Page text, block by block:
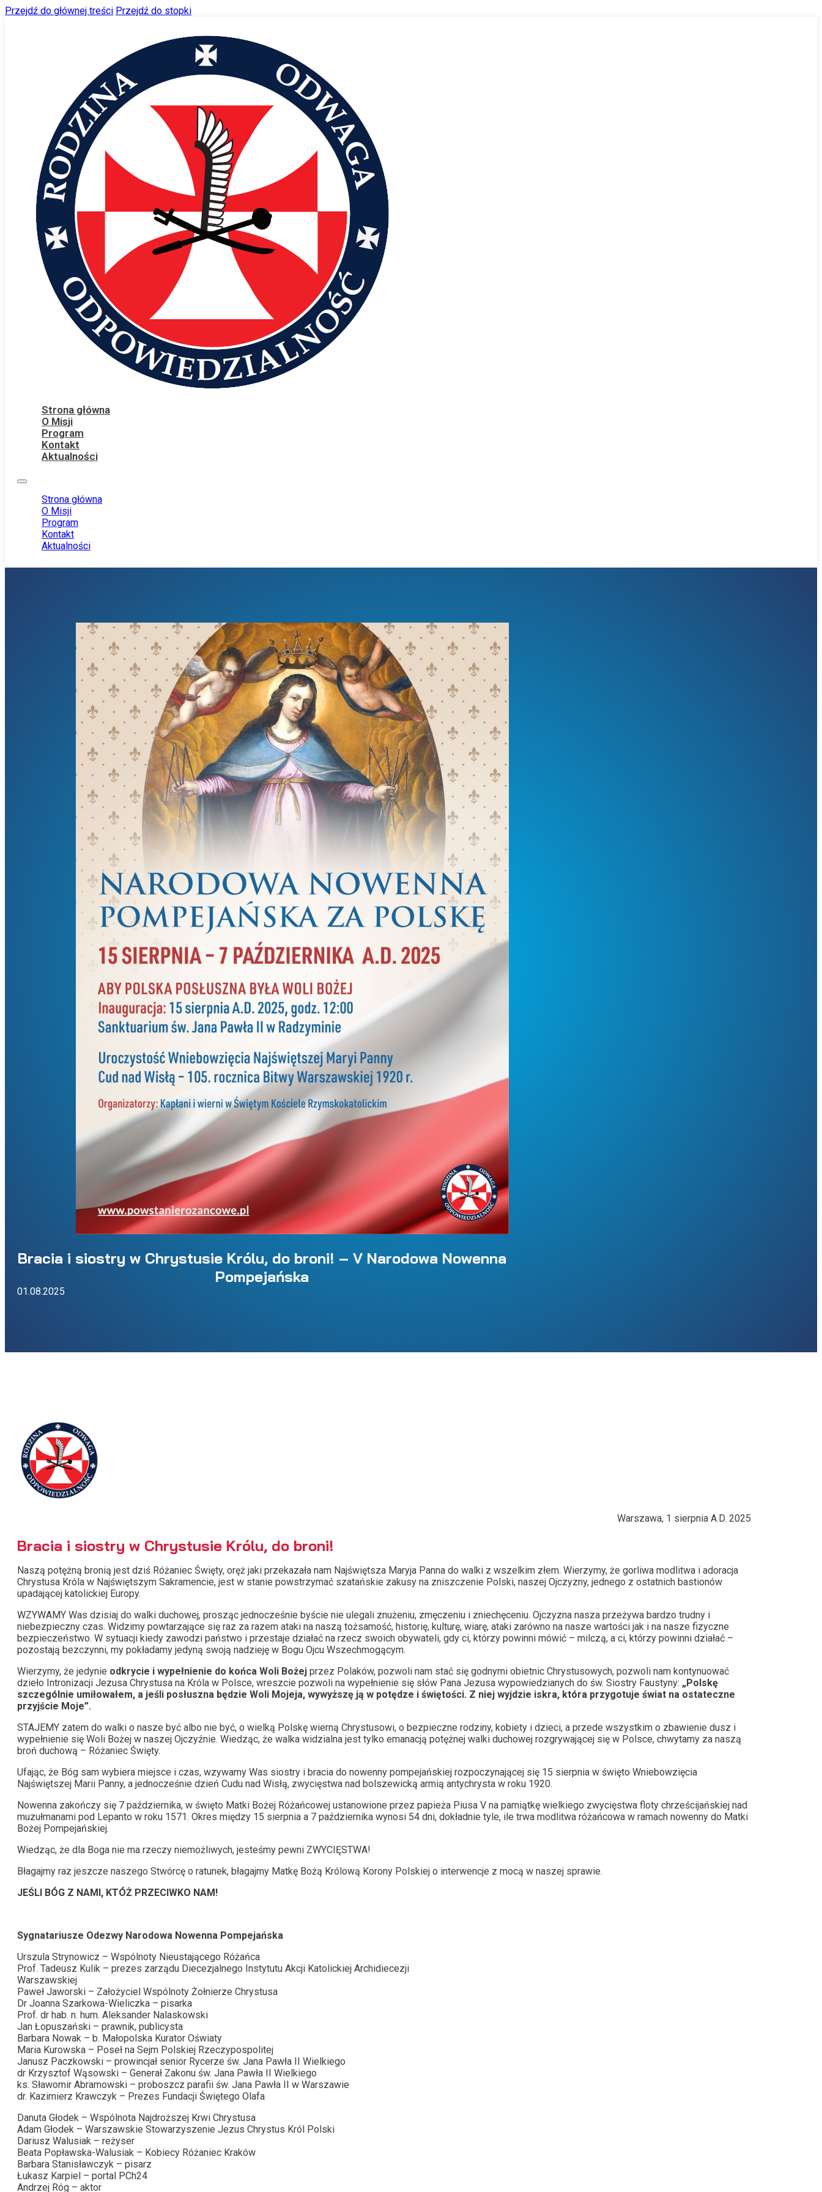
Przejdź do głównej treści Przejdź do stopki
Strona główna
O Misji
Program
Kontakt
Aktualności
Strona główna
O Misji
Program
Kontakt
Aktualności
Bracia i siostry w Chrystusie Królu, do broni! – V Narodowa Nowenna
Pompejańska
01.08.2025
Warszawa, 1 sierpnia A.D. 2025
Bracia i siostry w Chrystusie Królu, do broni!
Naszą potężną bronią jest dziś Różaniec Święty, oręż jaki przekazała nam Najświętsza Maryja Panna do walki z wszelkim złem. Wierzymy, że gorliwa modlitwa i adoracja
Chrystusa Króla w Najświętszym Sakramencie, jest w stanie powstrzymać szatańskie zakusy na zniszczenie Polski, naszej Ojczyzny, jednego z ostatnich bastionów
upadającej katolickiej Europy.
WZYWAMY Was dzisiaj do walki duchowej, prosząc jednocześnie byście nie ulegali znużeniu, zmęczeniu i zniechęceniu. Ojczyzna nasza przeżywa bardzo trudny i
niebezpieczny czas. Widzimy powtarzające się raz za razem ataki na naszą tożsamość, historię, kulturę, wiarę, ataki zarówno na nasze wartości jak i na nasze fizyczne
bezpieczeństwo. W sytuacji kiedy zawodzi państwo i przestaje działać na rzecz swoich obywateli, gdy ci, którzy powinni mówić – milczą, a ci, którzy powinni działać –
pozostają bezczynni, my pokładamy jedyną swoją nadzieję w Bogu Ojcu Wszechmogącym.
Wierzymy, że jedynie odkrycie i wypełnienie do końca Woli Bożej przez Polaków, pozwoli nam stać się godnymi obietnic Chrystusowych, pozwoli nam kontynuować
dzieło Intronizacji Jezusa Chrystusa na Króla w Polsce, wreszcie pozwoli na wypełnienie się słów Pana Jezusa wypowiedzianych do św. Siostry Faustyny: „Polskę
szczególnie umiłowałem, a jeśli posłuszna będzie Woli Mojeja, wywyższę ją w potędze i świętości. Z niej wyjdzie iskra, która przygotuje świat na ostateczne
przyjście Moje”.
STAJEMY zatem do walki o nasze być albo nie być, o wielką Polskę wierną Chrystusowi, o bezpieczne rodziny, kobiety i dzieci, a przede wszystkim o zbawienie dusz i
wypełnienie się Woli Bożej w naszej Ojczyźnie. Wiedząc, że walka widzialna jest tylko emanacją potężnej walki duchowej rozgrywającej się w Polsce, chwytamy za naszą
broń duchową – Różaniec Święty.
Ufając, że Bóg sam wybiera miejsce i czas, wzywamy Was siostry i bracia do nowenny pompejańskiej rozpoczynającej się 15 sierpnia w święto Wniebowzięcia
Najświętszej Marii Panny, a jednocześnie dzień Cudu nad Wisłą, zwycięstwa nad bolszewicką armią antychrysta w roku 1920.
Nowenna zakończy się 7 października, w święto Matki Bożej Różańcowej ustanowione przez papieża Piusa V na pamiątkę wielkiego zwycięstwa floty chrześcijańskiej nad
muzułmanami pod Lepanto w roku 1571. Okres między 15 sierpnia a 7 października wynosi 54 dni, dokładnie tyle, ile trwa modlitwa różańcowa w ramach nowenny do Matki
Bożej Pompejańskiej.
Wiedząc, że dla Boga nie ma rzeczy niemożliwych, jesteśmy pewni ZWYCIĘSTWA!
Błagajmy raz jeszcze naszego Stwórcę o ratunek, błagajmy Matkę Bożą Królową Korony Polskiej o interwencje z mocą w naszej sprawie.
JEŚLI BÓG Z NAMI, KTÓŻ PRZECIWKO NAM!
Sygnatariusze Odezwy Narodowa Nowenna Pompejańska
Urszula Strynowicz – Wspólnoty Nieustającego Różańca
Prof. Tadeusz Kulik – prezes zarządu Diecezjalnego Instytutu Akcji Katolickiej Archidiecezji
Warszawskiej
Paweł Jaworski – Założyciel Wspólnoty Żołnierze Chrystusa
Dr Joanna Szarkowa-Wieliczka – pisarka
Prof. dr hab. n. hum. Aleksander Nalaskowski
Jan Łopuszański – prawnik, publicysta
Barbara Nowak – b. Małopolska Kurator Oświaty
Maria Kurowska – Poseł na Sejm Polskiej Rzeczypospolitej
Janusz Paczkowski – prowincjał senior Rycerze św. Jana Pawła II Wielkiego
dr Krzysztof Wąsowski – Generał Zakonu św. Jana Pawła II Wielkiego
ks. Sławomir Abramowski – proboszcz parafii św. Jana Pawła II w Warszawie
dr. Kazimierz Krawczyk – Prezes Fundacji Świętego Olafa
Danuta Głodek – Wspólnota Najdroższej Krwi Chrystusa
Adam Głodek – Warszawskie Stowarzyszenie Jezus Chrystus Król Polski
Dariusz Walusiak – reżyser
Beata Popławska-Walusiak – Kobiecy Różaniec Kraków
Barbara Stanisławczyk – pisarz
Łukasz Karpiel – portal PCh24
Andrzej Róg – aktor